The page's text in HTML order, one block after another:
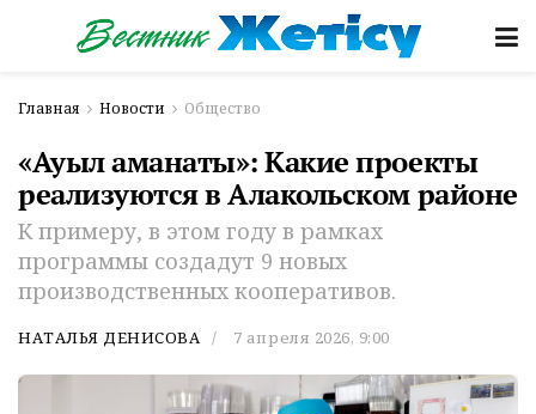
Главная Новости Общество
«Ауыл аманаты»: Какие проекты
реализуются в Алакольском районе
К примеру, в этом году в рамках
программы создадут 9 новых
производственных кооперативов.
НАТАЛЬЯ ДЕНИСОВА 7 апреля 2026, 9:00